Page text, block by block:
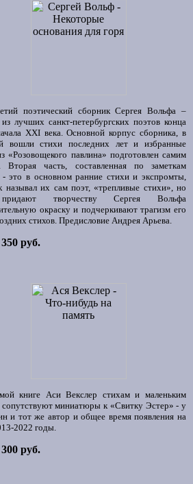
поэтический сборник Сергея Вольфа –
лучших санкт-петербургских поэтов конца
XXI века. Основной корпус сборника, в
вошли стихи последних лет и избранные
«Розовощекого павлина» подготовлен самим
Вторая часть, составленная по заметкам
- это в основном ранние стихи и экспромты,
называл их сам поэт, «трепливые стихи», но
творчеству Сергея Вольфа
окраску и подчеркивают трагизм его
стихов. Предисловие Андрея Арьева.
руб.
книге Аси Векслер стихам и маленьким
миниатюры к «Свитку Эстер» - у
и тот же автор и общее время появления на
2022 годы.
руб.